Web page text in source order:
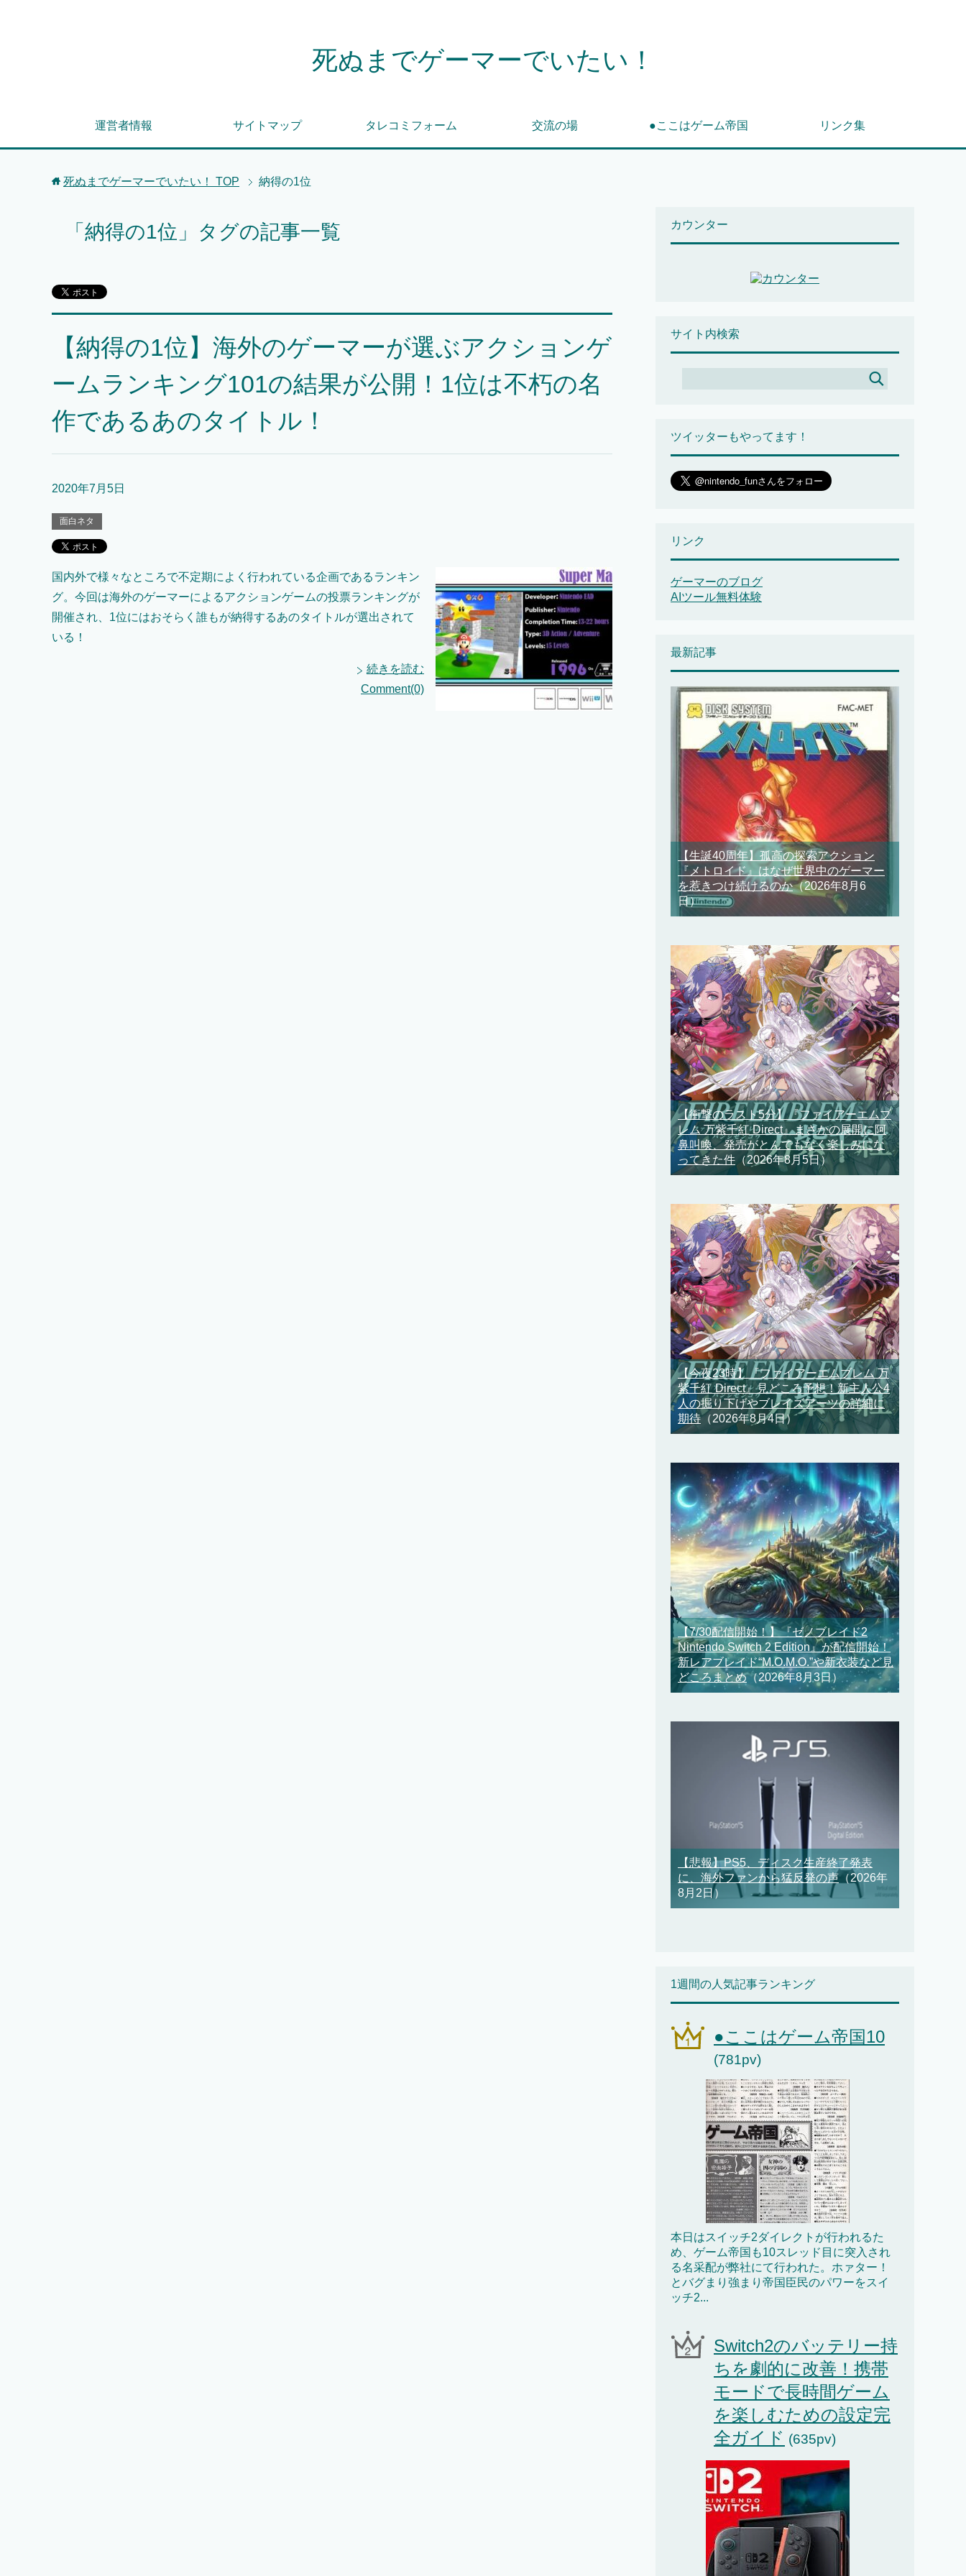
死ぬまでゲーマーでいたい！
運営者情報 サイトマップ タレコミフォーム 交流の場 ●ここはゲーム帝国 リンク集
死ぬまでゲーマーでいたい！ TOP 納得の1位
「納得の1位」タグの記事一覧
【納得の1位】海外のゲーマーが選ぶアクションゲ
ームランキング101の結果が公開！1位は不朽の名
作であるあのタイトル！
2020年7月5日
面白ネタ
国内外で様々なところで不定期によく行われている企画であるランキン
グ。今回は海外のゲーマーによるアクションゲームの投票ランキングが
開催され、1位にはおそらく誰もが納得するあのタイトルが選出されて
いる！
続きを読む
Comment(0)
カウンター
サイト内検索
ツイッターもやってます！
リンク
ゲーマーのブログ
AIツール無料体験
最新記事
【生誕40周年】孤高の探索アクション
『メトロイド』はなぜ世界中のゲーマー
を惹きつけ続けるのか（2026年8月6
日）
【衝撃のラスト5分】『ファイアーエムブ
レム 万紫千紅 Direct』まさかの展開に阿
鼻叫喚、発売がとんでもなく楽しみにな
ってきた件 （2026年8月5日）
【今夜23時】『ファイアーエムブレム 万
紫千紅 Direct』見どころ予想！新主人公4
人の掘り下げやブレイズアーツの詳細に
期待（2026年8月4日）
【7/30配信開始！】『ゼノブレイド2
Nintendo Switch 2 Edition』が配信開始！
新レアブレイド“M.O.M.O.”や新衣装など見
どころまとめ（2026年8月3日）
【悲報】PS5、ディスク生産終了発表
に、海外ファンから猛反発の声（2026年
8月2日）
1週間の人気記事ランキング
●ここはゲーム帝国10
(781pv)
本日はスイッチ2ダイレクトが行われるた
め、ゲーム帝国も10スレッド目に突入され
る名采配が弊社にて行われた。ホァター！
とバグまり強まり帝国臣民のパワーをスイ
ッチ2...
Switch2のバッテリー持
ちを劇的に改善！携帯
モードで長時間ゲーム
を楽しむための設定完
全ガイド (635pv)